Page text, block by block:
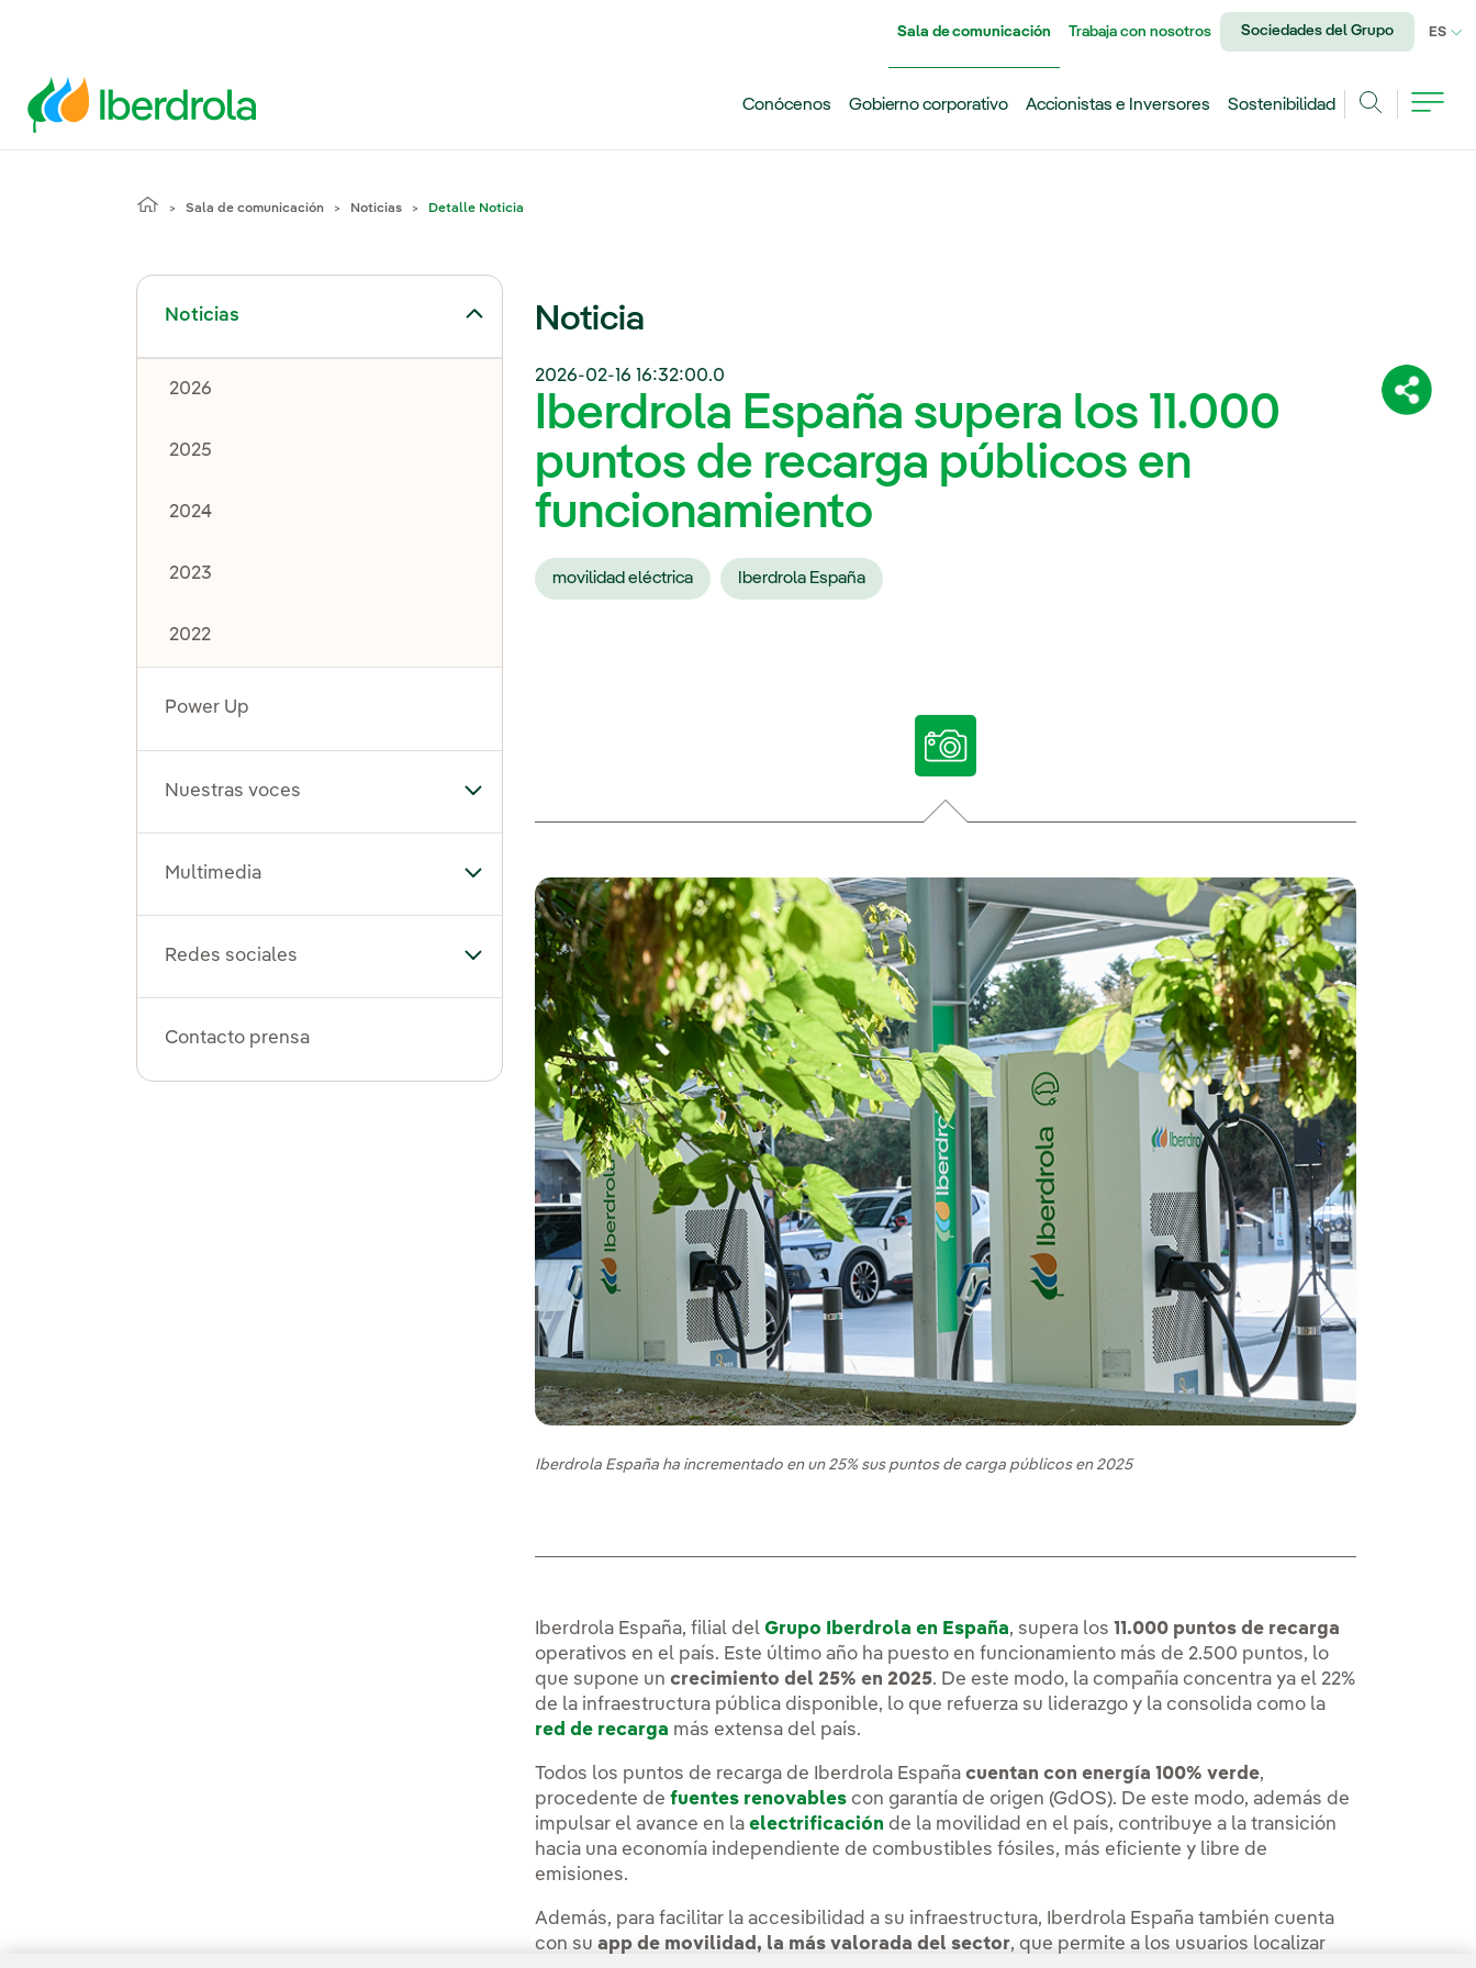
Sala de comunicación Trabaja con nosotros Sociedades del Grupo ES
Conócenos Gobierno corporativo Accionistas e Inversores
Sostenibilidad
Sala de comunicación Noticias Detalle Noticia
Noticias
Alternar el submenú para Noticias
2026
2025
2024
2023
2022
Power Up
Nuestras voces Alternar el submenú para Nuestras voces
Multimedia Alternar el submenú para Multimedia
Redes sociales Alternar el submenú para Redes sociales
Contacto prensa
Noticia
2026-02-16 16:32:00.0
Iberdrola España supera los 11.000
puntos de recarga públicos en
funcionamiento
movilidad eléctrica Iberdrola España
Iberdrola España ha incrementado en un 25% sus puntos de carga públicos en 2025
Iberdrola España, filial delGrupo Iberdrola en España, supera los11.000 puntos de recarga
operativos en el país. Este último año ha puesto en funcionamiento más de 2.500 puntos, lo
que supone uncrecimiento del 25% en 2025. De este modo, la compañía concentra ya el 22%
de la infraestructura pública disponible, lo que refuerza su liderazgo y la consolida como la
red de recarga más extensa del país.
Todos los puntos de recarga de Iberdrola Españacuentan con energía 100% verde,
procedente defuentes renovables con garantía de origen (GdOS). De este modo, además de
impulsar el avance en laelectrificación de la movilidad en el país, contribuye a la transición
hacia una economía independiente de combustibles fósiles, más eficiente y libre de
emisiones.
Además, para facilitar la accesibilidad a su infraestructura, Iberdrola España también cuenta
con suapp de movilidad, la más valorada del sector, que permite a los usuarios localizar